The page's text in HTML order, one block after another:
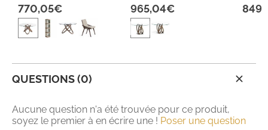
770,05€ 965,04€
QUESTIONS (0)
Aucune question n'a été trouvée pour ce produit,
soyez le premier à en écrire une ! Poser une question